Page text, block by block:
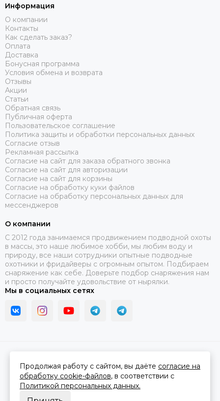
Информация
О компании
Контакты
Как сделать заказ?
Оплата
Доставка
Бонусная программа
Условия обмена и возврата
Отзывы
Акции
Статьи
Обратная связь
Публичная оферта
Пользовательское соглашение
Политика защиты и обработки персональных данных
Согласие отзыв
Рекламная рассылка
Согласие на сайт для заказа обратного звонка
Согласие на сайт для авторизации
Согласие на сайт для корзины
Согласие на обработку куки файлов
Согласие на обработку персональных данных для
мессенджеров
О компании
C 2012 года занимаемся продвижением подводной охоты
в массы, это наше любимое хобби, мы любим воду и
природу, все наши сотрудники опытные подводные
охотники и фридайверы с огромным опытом. Подбираем
снаряжение как себе. Доверьте подбор снаряжения нам
и просто получайте удовольствие от нырялки.
Мы в социальных сетях
Сделано вMOSK.STUDIOдля платформыInSales
Продолжая работу с сайтом, вы даёте согласие на
обработку cookie-файлов, в соответствии с
Политикой персональных данных.